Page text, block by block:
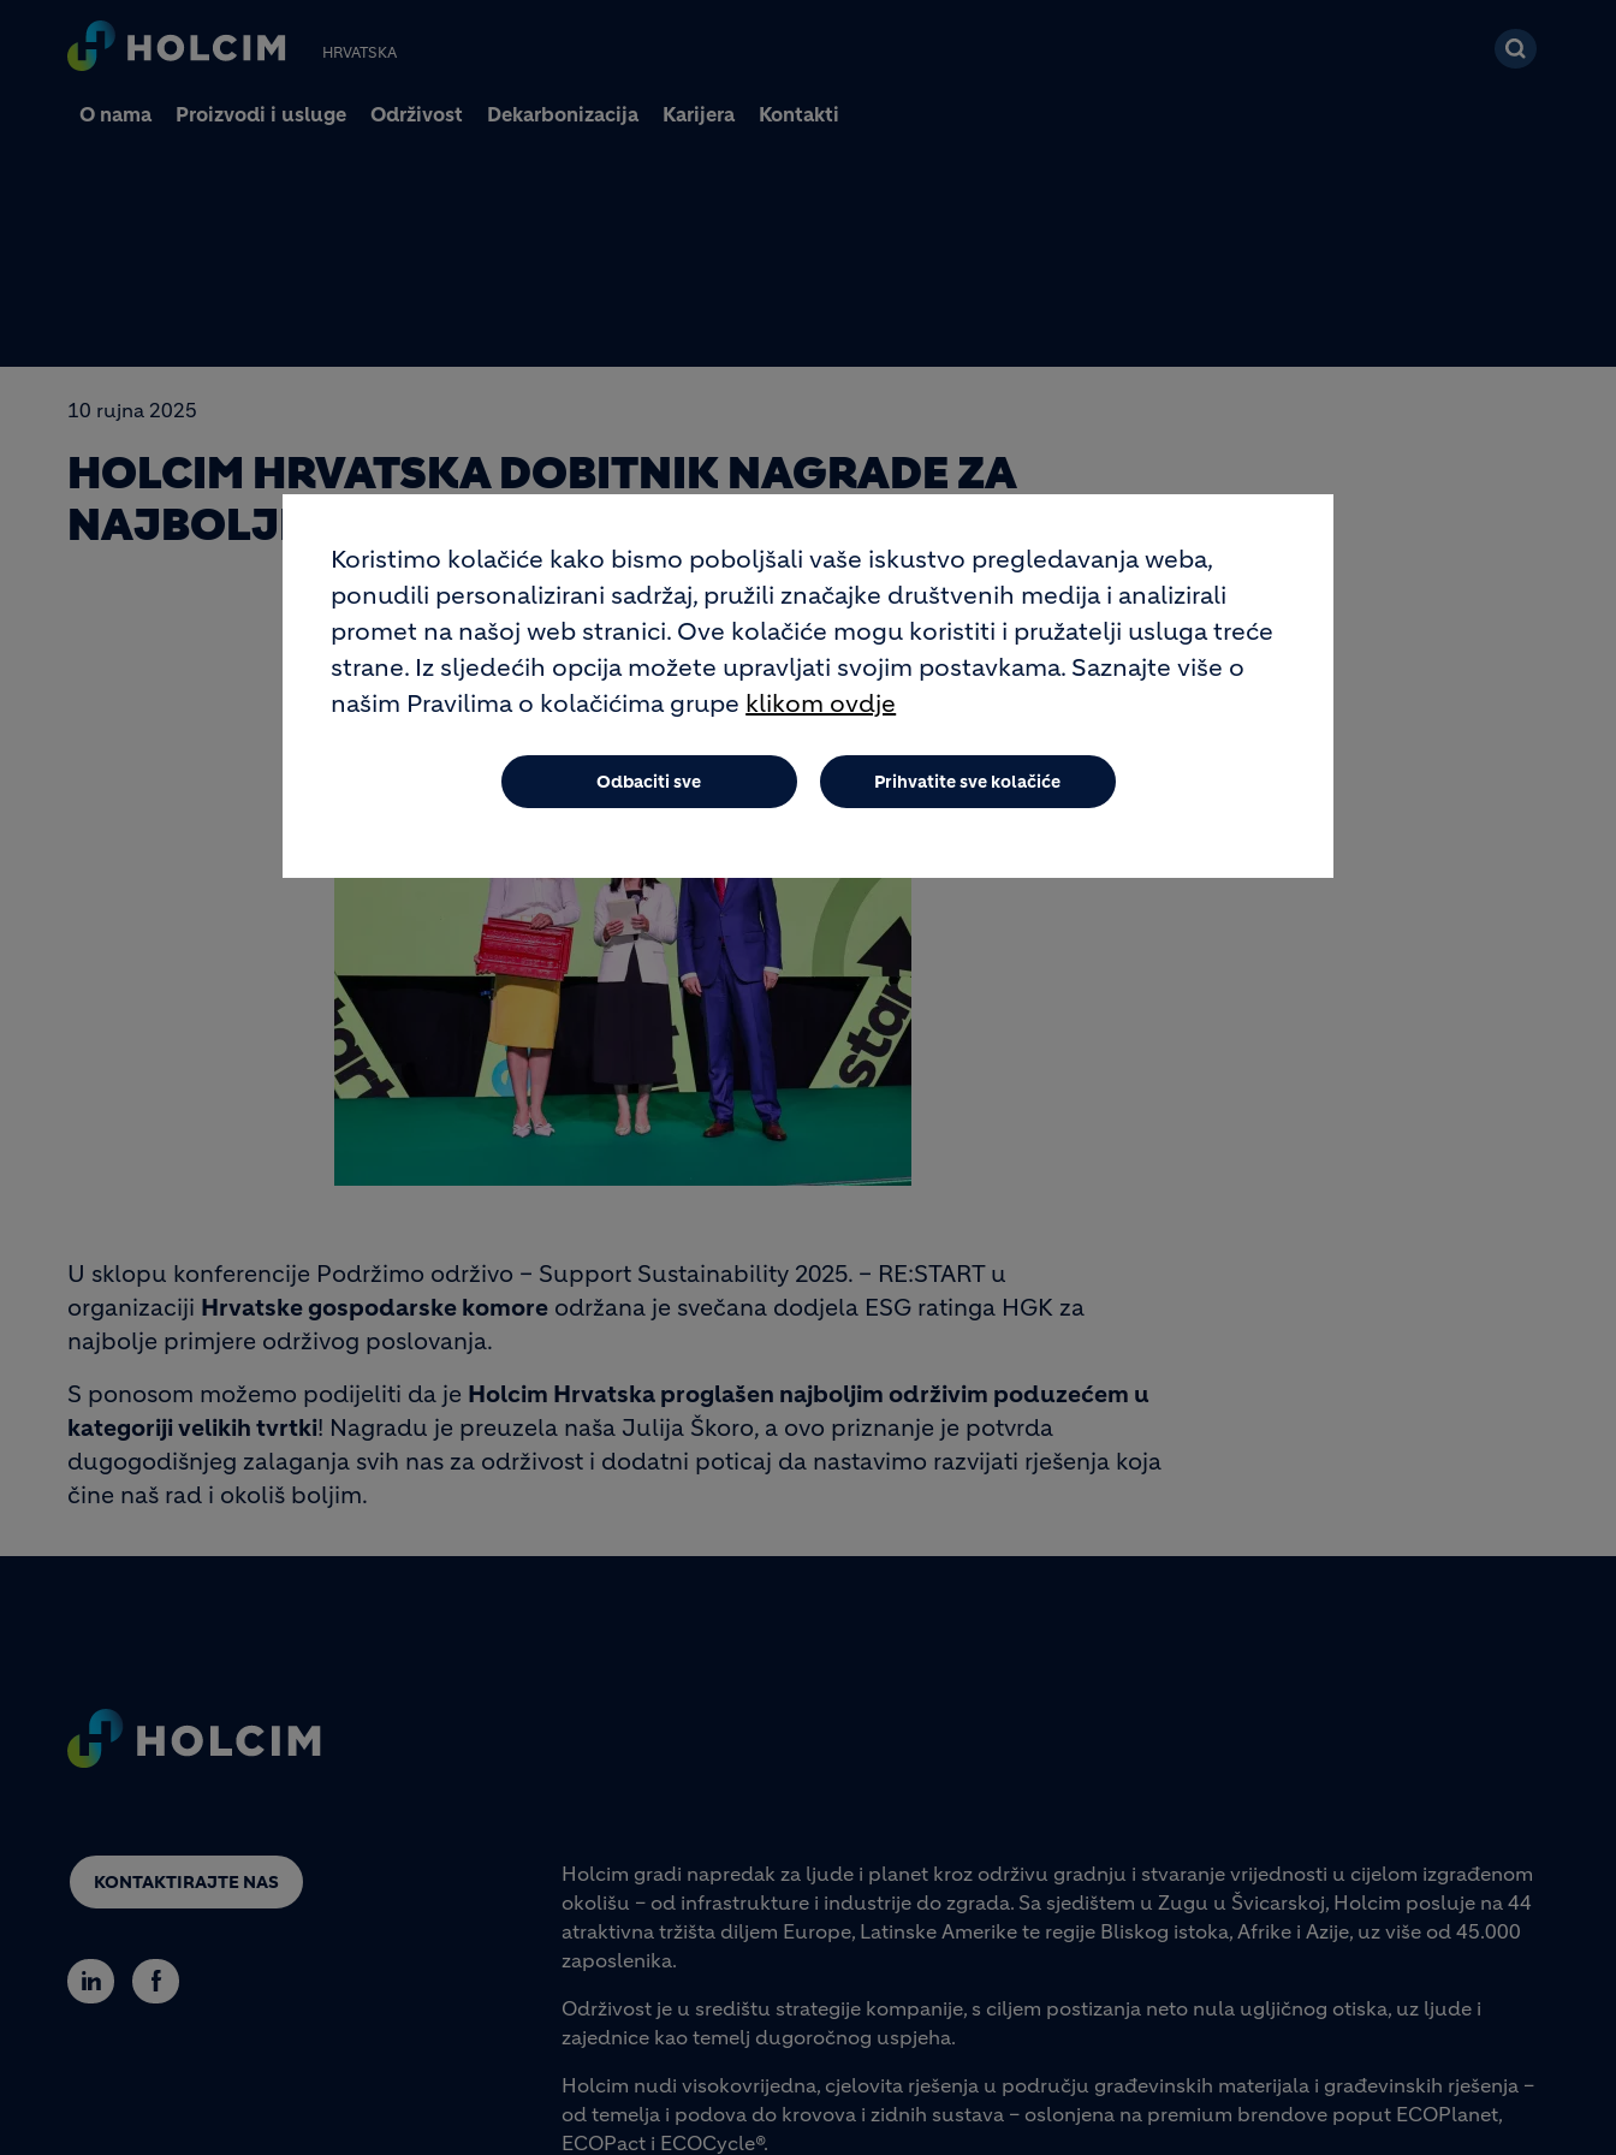
HRVATSKA
O nama Proizvodi i usluge Održivost Dekarbonizacija Karijera Kontakti
10 rujna 2025
HOLCIM HRVATSKA DOBITNIK NAGRADE ZA
NAJBOLJE ODRŽIVO PODUZEĆE
Image
U sklopu konferencije Podržimo održivo – Support Sustainability 2025. – RE:START u
organizaciji Hrvatske gospodarske komore održana je svečana dodjela ESG ratinga HGK za
najbolje primjere održivog poslovanja.
S ponosom možemo podijeliti da je Holcim Hrvatska proglašen najboljim održivim poduzećem u
kategoriji velikih tvrtki! Nagradu je preuzela naša Julija Škoro, a ovo priznanje je potvrda
dugogodišnjeg zalaganja svih nas za održivost i dodatni poticaj da nastavimo razvijati rješenja koja
čine naš rad i okoliš boljim.
KONTAKTIRAJTE NAS
Holcim gradi napredak za ljude i planet kroz održivu gradnju i stvaranje vrijednosti u cijelom izgrađenom
okolišu – od infrastrukture i industrije do zgrada. Sa sjedištem u Zugu u Švicarskoj, Holcim posluje na 44
atraktivna tržišta diljem Europe, Latinske Amerike te regije Bliskog istoka, Afrike i Azije, uz više od 45.000
zaposlenika.
Održivost je u središtu strategije kompanije, s ciljem postizanja neto nula ugljičnog otiska, uz ljude i
zajednice kao temelj dugoročnog uspjeha.
Holcim nudi visokovrijedna, cjelovita rješenja u području građevinskih materijala i građevinskih rješenja –
od temelja i podova do krovova i zidnih sustava – oslonjena na premium brendove poput ECOPlanet,
ECOPact i ECOCycle®.
Koristimo kolačiće kako bismo poboljšali vaše iskustvo pregledavanja weba,
ponudili personalizirani sadržaj, pružili značajke društvenih medija i analizirali
promet na našoj web stranici. Ove kolačiće mogu koristiti i pružatelji usluga treće
strane. Iz sljedećih opcija možete upravljati svojim postavkama. Saznajte više o
našim Pravilima o kolačićima grupe klikom ovdje
Prihvatite sve kolačiće
Odbaciti sve